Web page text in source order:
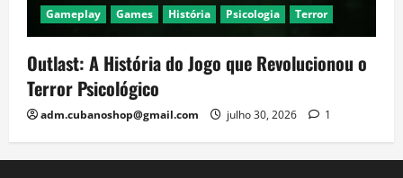
Gameplay Games História Psicologia Terror
Outlast: A História do Jogo que Revolucionou o
Terror Psicológico
adm.cubanoshop@gmail.com julho 30, 2026 1